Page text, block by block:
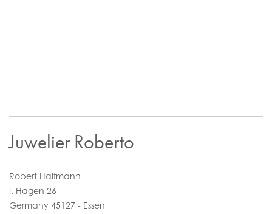
Juwelier Roberto
Robert Halfmann
I. Hagen 26
Germany 45127 - Essen